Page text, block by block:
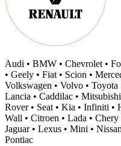
Audi • BMW • Chevrolet •
• Geely • Fiat • Scion •
Volkswagen • Volvo • Toyota
Lancia • Caddilac •
Rover • Seat • Kia • Infiniti •
Wall • Citroen • Lada •
Jaguar • Lexus • Mini •
Pontiac